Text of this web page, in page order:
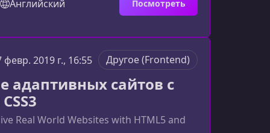
подход уровня bootcamp. Кому
Web Developer Bootcamp 2025Курс
получить фундаментальные
Благодаря продуманной
модулям обучаться
кт
Английский Посмотреть
февр. 2019 г., 16:55 Другое (Frontend)
адаптивных сайтов с
Real World Websites with HTML5 and